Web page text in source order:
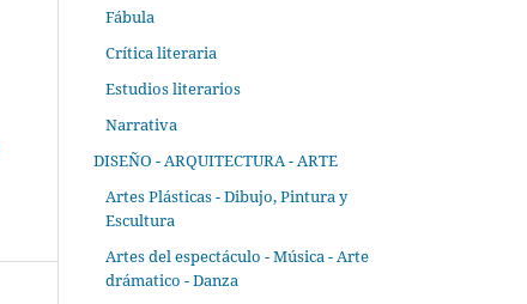
Fábula
Crítica literaria
Estudios literarios
Narrativa
DISEÑO - ARQUITECTURA - ARTE
Artes Plásticas - Dibujo, Pintura y
Escultura
Artes del espectáculo - Música - Arte
drámatico - Danza